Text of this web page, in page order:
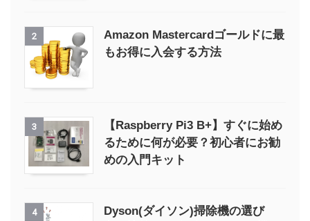
2
Amazon Mastercardゴールドに最
もお得に入会する方法
3
【Raspberry Pi3 B+】すぐに始め
るために何が必要？初心者にお勧
めの入門キット
4
Dyson(ダイソン)掃除機の選び